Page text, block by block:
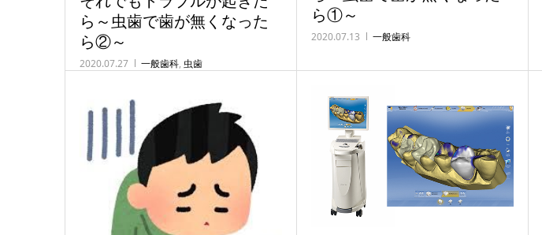
ら～虫歯で歯が無くなった
ら②～
2020.07.27 一般歯科, 虫歯
ら①～
2020.07.13 一般歯科